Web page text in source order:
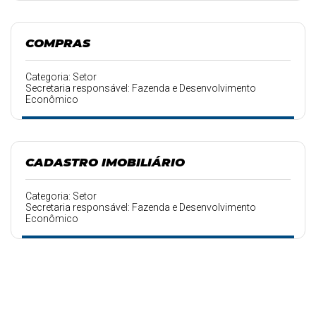
COMPRAS
Categoria: Setor
Secretaria responsável: Fazenda e Desenvolvimento
Econômico
CADASTRO IMOBILIÁRIO
Categoria: Setor
Secretaria responsável: Fazenda e Desenvolvimento
Econômico